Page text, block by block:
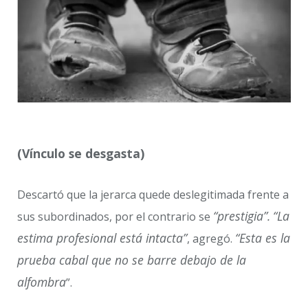
(Vínculo se desgasta)
Descartó que la jerarca quede deslegitimada frente a
sus subordinados, por el contrario se “prestigia”. “La
estima profesional está intacta”, agregó. “Esta es la
prueba cabal que no se barre debajo de la
alfombra”.